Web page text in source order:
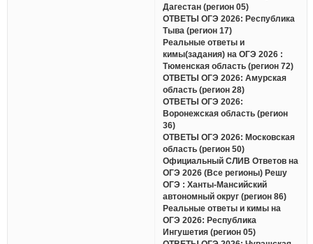
Дагестан (регион 05)
ОТВЕТЫ ОГЭ 2026: Республика
Тыва (регион 17)
Реальные ответы и
кимы(задания) на ОГЭ 2026 :
Тюменская область (регион 72)
ОТВЕТЫ ОГЭ 2026: Амурская
область (регион 28)
ОТВЕТЫ ОГЭ 2026:
Воронежская область (регион
36)
ОТВЕТЫ ОГЭ 2026: Московская
область (регион 50)
Официальный СЛИВ Ответов на
ОГЭ 2026 (Все регионы) Решу
ОГЭ : Ханты-Мансийский
автономный округ (регион 86)
Реальные ответы и кимы на
ОГЭ 2026: Республика
Ингушетия (регион 05)